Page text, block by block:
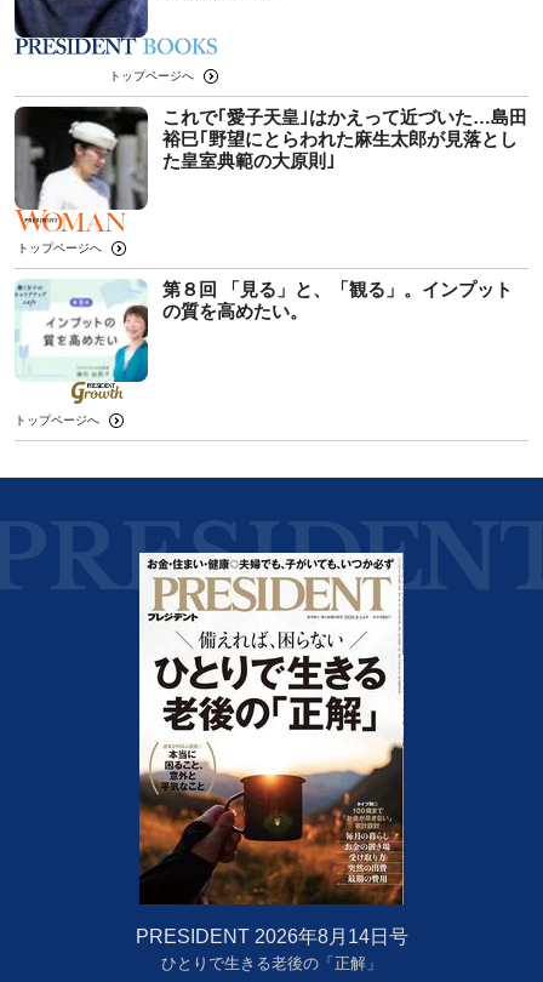
トップページへ
これで｢愛子天皇｣はかえって近づいた…島田
裕巳｢野望にとらわれた麻生太郎が見落とし
た皇室典範の大原則｣
トップページへ
第８回 「見る」と、「観る」。インプット
の質を高めたい。
トップページへ
PRESIDENT 2026年8月14日号
ひとりで生きる老後の「正解」